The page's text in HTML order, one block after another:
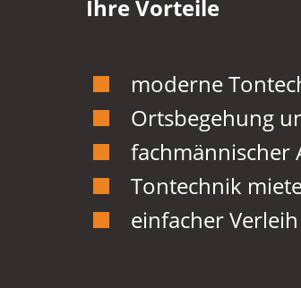
Ihre Vorteile
moderne
Ortsbegehung
fachmännischer
Tontechnik
einfacher